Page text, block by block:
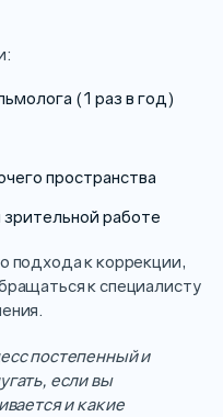
(1 раз в год)
пространства
работе
подхода к коррекции,
к специалисту
постепенный и
если вы
и какие